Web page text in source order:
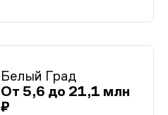
Белый Град
От 5,6 до 21,1 млн
₽